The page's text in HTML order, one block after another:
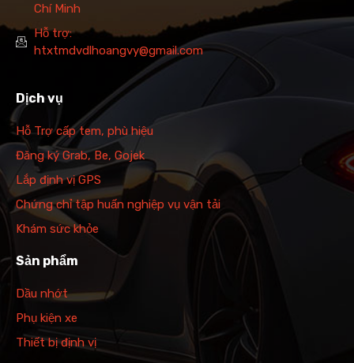
Chí Minh
Hỗ trợ:
htxtmdvdlhoangvy@gmail.com
Dịch vụ
Hỗ Trợ cấp tem, phù hiệu
Đăng ký Grab, Be, Gojek
Lắp định vị GPS
Chứng chỉ tập huấn nghiệp vụ vận tải
Khám sức khỏe
Sản phẩm
Dầu nhớt
Phụ kiện xe
Thiết bị định vị